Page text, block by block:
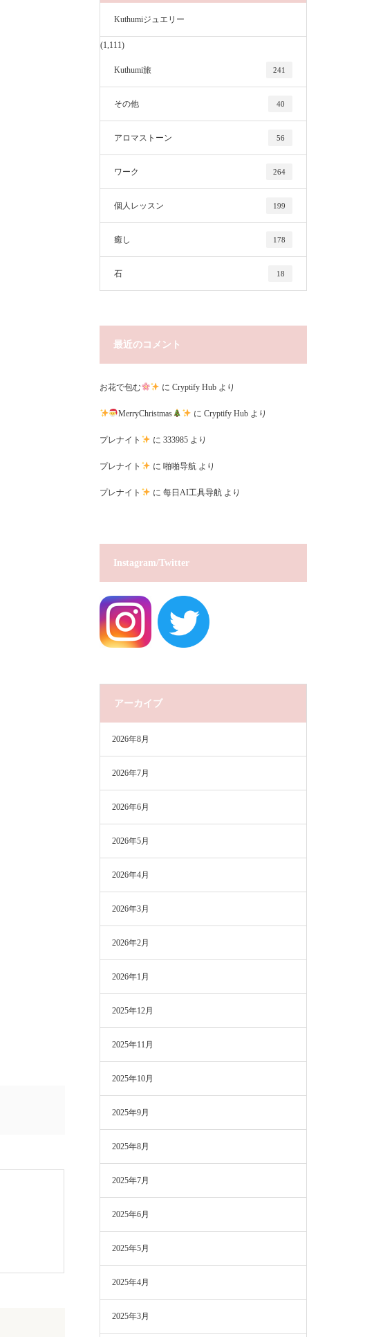
Kuthumiジュエリー
(1,111)
Kuthumi旅 241
その他 40
アロマストーン 56
ワーク 264
個人レッスン 199
癒し 178
石 18
最近のコメント
お花で包む にCryptify Hub より
MerryChristmas に Cryptify Hubより
プレナイト に 333985より
プレナイト に 啪啪导航より
プレナイト に 每日AI工具导航より
Instagram/Twitter
アーカイブ
2026年8月
2026年7月
2026年6月
2026年5月
2026年4月
2026年3月
2026年2月
2026年1月
2025年12月
2025年11月
2025年10月
2025年9月
2025年8月
2025年7月
2025年6月
2025年5月
2025年4月
2025年3月